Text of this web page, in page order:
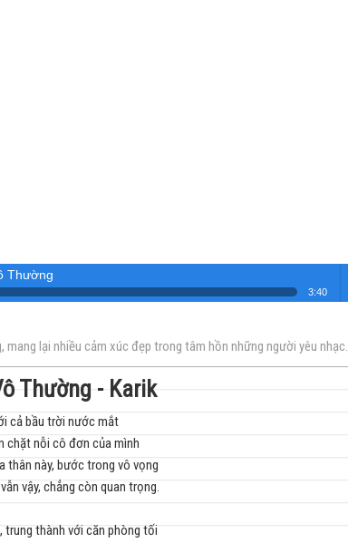
Thường
3:40
lại nhiều cảm xúc đẹp trong tâm hồn những người yêu nhạc.
Thường - Karik
cả bầu trời nước mắt
chặt nỗi cô đơn của mình
thân này, bước trong vô vọng
vậy, chẳng còn quan trọng.
trung thành với căn phòng tối